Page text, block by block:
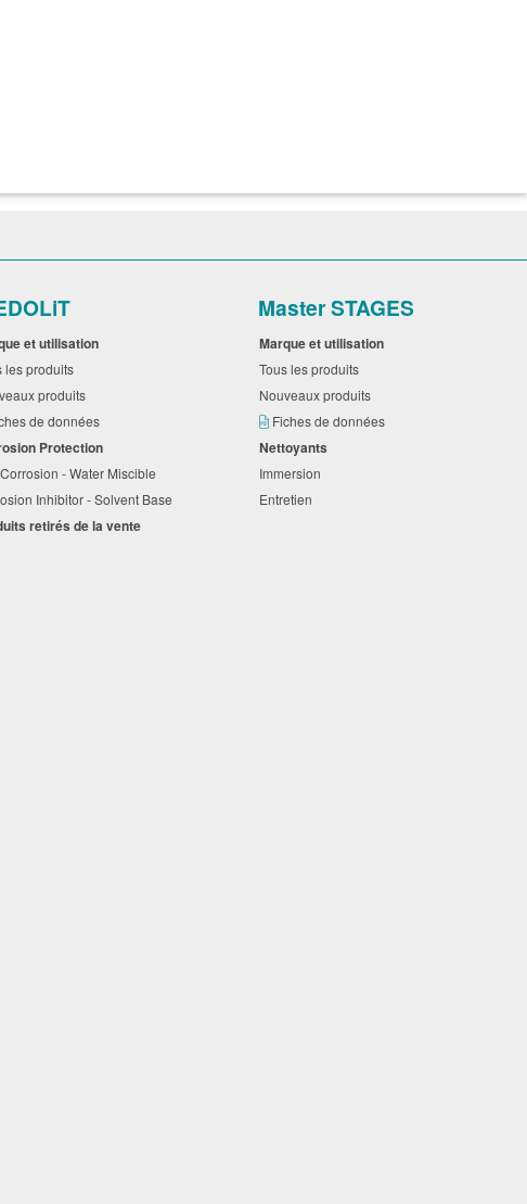
et utilisation
les produits
produits
de données
Protection
- Water Miscible
Inhibitor - Solvent Base
retirés de la vente
Master STAGES
Marque et utilisation
Tous les produits
Nouveaux produits
Fiches de données
Nettoyants
Immersion
Entretien